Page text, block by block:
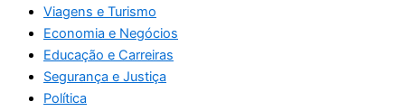
Viagens e Turismo
Economia e Negócios
Educação e Carreiras
Segurança e Justiça
Política